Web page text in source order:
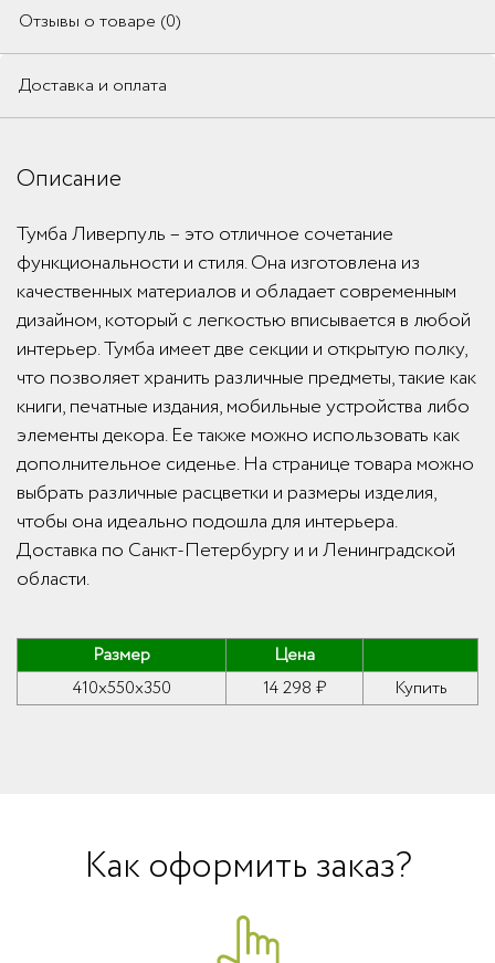
Отзывы о товаре (0)
Доставка и оплата
Описание
Тумба Ливерпуль – это отличное сочетание
функциональности и стиля. Она изготовлена из
качественных материалов и обладает современным
дизайном, который с легкостью вписывается в любой
интерьер. Тумба имеет две секции и открытую полку,
что позволяет хранить различные предметы, такие как
книги, печатные издания, мобильные устройства либо
элементы декора. Ее также можно использовать как
дополнительное сиденье. На странице товара можно
выбрать различные расцветки и размеры изделия,
чтобы она идеально подошла для интерьера.
Доставка по Санкт-Петербургу и и Ленинградской
области.
Размер
Цена
410x550x350
14 298 ₽ Купить
Как оформить заказ?